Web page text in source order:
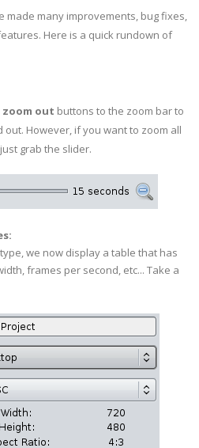
made many improvements, bug fixes,
Here is a quick rundown of
zoom out buttons to the zoom bar to
out. However, if you want to zoom all
grab the slider.
we now display a table that has
frames per second, etc... Take a